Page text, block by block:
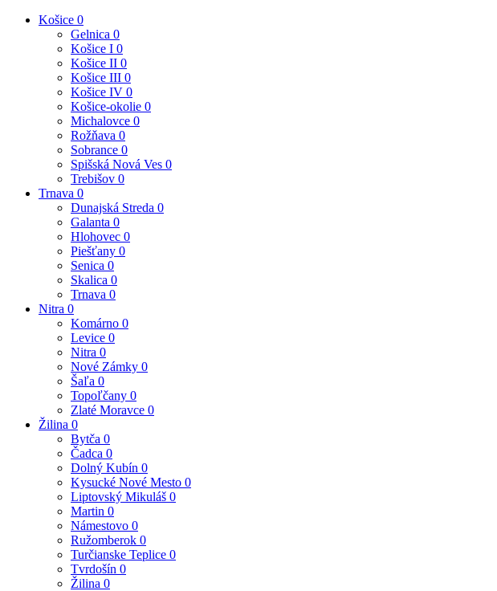
Košice 0
Gelnica 0
Košice I 0
Košice II 0
Košice III 0
Košice IV 0
Košice-okolie 0
Michalovce 0
Rožňava 0
Sobrance 0
Spišská Nová Ves 0
Trebišov 0
Trnava 0
Dunajská Streda 0
Galanta 0
Hlohovec 0
Piešťany 0
Senica 0
Skalica 0
Trnava 0
Nitra 0
Komárno 0
Levice 0
Nitra 0
Nové Zámky 0
Šaľa 0
Topoľčany 0
Zlaté Moravce 0
Žilina 0
Bytča 0
Čadca 0
Dolný Kubín 0
Kysucké Nové Mesto 0
Liptovský Mikuláš 0
Martin 0
Námestovo 0
Ružomberok 0
Turčianske Teplice 0
Tvrdošín 0
Žilina 0